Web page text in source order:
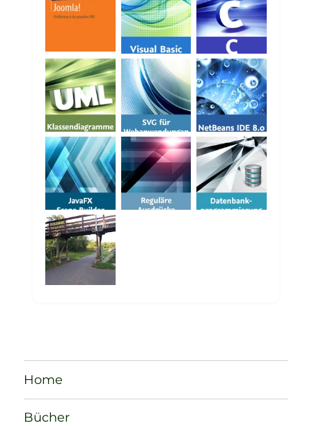
Home
Bücher